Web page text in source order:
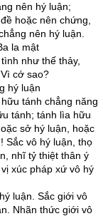
nên hý luận;
hoặc nên chứng,
nên hý luận.
la mật
như thế thảy,
cớ sao?
hý luận
tánh chẳng năng
tánh; tánh lìa hữu
sở hý luận, hoặc
Sắc vô hý luận, thọ
nhĩ tỷ thiệt thân ý
xúc pháp xứ vô hý
luận. Sắc giới vô
Nhãn thức giới vô